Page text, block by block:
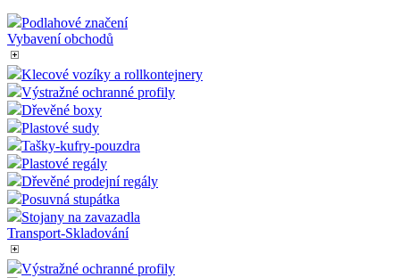
Podlahové značení
Vybavení obchodů
Klecové vozíky a rollkontejnery
Výstražné ochranné profily
Dřevěné boxy
Plastové sudy
Tašky-kufry-pouzdra
Plastové regály
Dřevěné prodejní regály
Posuvná stupátka
Stojany na zavazadla
Transport-Skladování
Výstražné ochranné profily